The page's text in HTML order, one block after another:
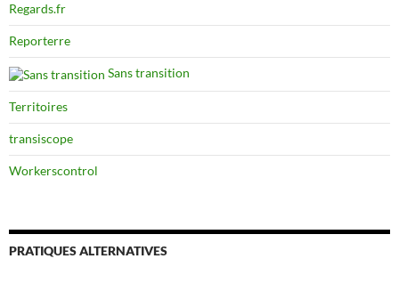
Regards.fr
Reporterre
Sans transition
Territoires
transiscope
Workerscontrol
PRATIQUES ALTERNATIVES